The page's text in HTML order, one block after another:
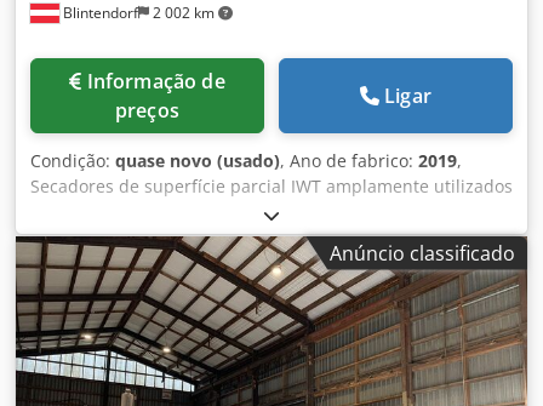
Blintendorf 2 002 km
preços
Ligar
Condição: quase novo (usado), Ano de fabrico: 2019,
Secadores de superfície parcial IWT amplamente utilizados
na indústria automotiva, Cjdpfx Ahjxxa Nmo Ieha
Anúncio classificado